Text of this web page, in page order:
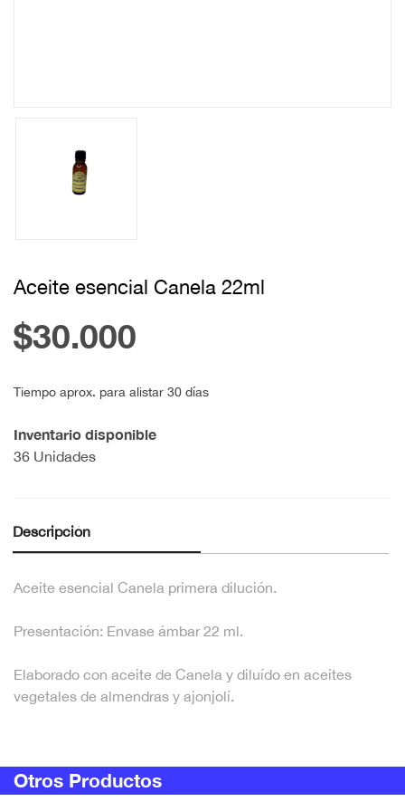
Aceite esencial Canela 22ml
$30.000
Tiempo aprox. para alistar 30 días
Inventario disponible
36 Unidades
Descripción
Aceite esencial Canela primera dilución.
Presentación: Envase ámbar 22 ml.
Elaborado con aceite de Canela y diluído en aceites
vegetales de almendras y ajonjolí.
Otros Productos